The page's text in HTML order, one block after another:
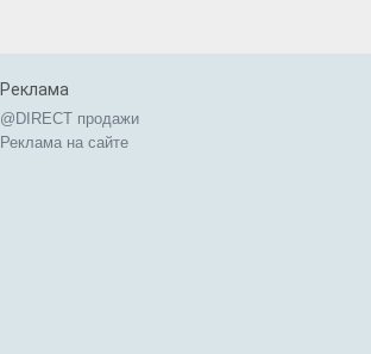
Реклама
@DIRECT продажи
Реклама на сайте